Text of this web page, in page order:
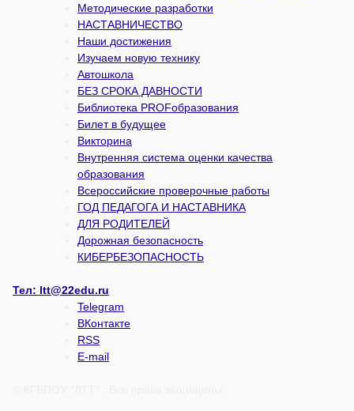
Методические разработки
НАСТАВНИЧЕСТВО
Наши достижения
Изучаем новую технику
Автошкола
БЕЗ СРОКА ДАВНОСТИ
Библиотека PROFобразования
Билет в будущее
Викторина
Внутренняя система оценки качества
образования
Всероссийские проверочные работы
ГОД ПЕДАГОГА И НАСТАВНИКА
ДЛЯ РОДИТЕЛЕЙ
Дорожная безопасность
КИБЕРБЕЗОПАСНОСТЬ
Тел: ltt@22edu.ru
Telegram
ВКонтакте
RSS
E-mail